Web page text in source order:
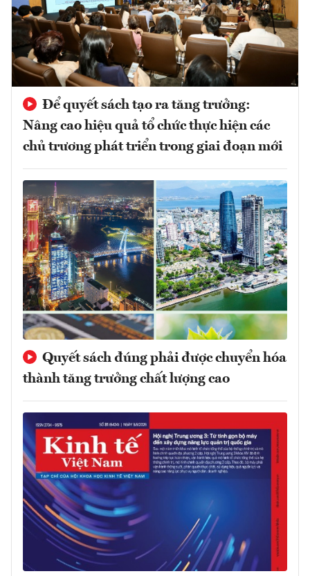
Để quyết sách tạo ra tăng trưởng:
Nâng cao hiệu quả tổ chức thực hiện các
chủ trương phát triển trong giai đoạn mới
Quyết sách đúng phải được chuyển hóa
thành tăng trưởng chất lượng cao